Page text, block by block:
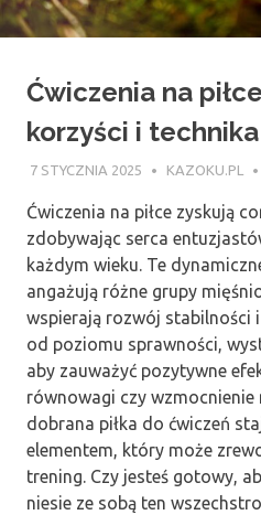
Ćwiczenia na
korzyści i
7 STYCZNIA 2025 KAZOKU.PL
Ćwiczenia na piłce zyskują
zdobywając serca
każdym wieku. Te
angażują różne grupy
wspierają rozwój stabilności
od poziomu sprawności,
aby zauważyć pozytywne
równowagi czy wzmocnienie
dobrana piłka do ćwiczeń
elementem, który może
trening. Czy jesteś gotowy,
niesie ze sobą ten